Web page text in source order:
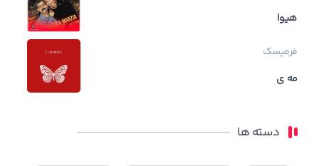
هیوا
فرمیسک
مه ی
دسته ها